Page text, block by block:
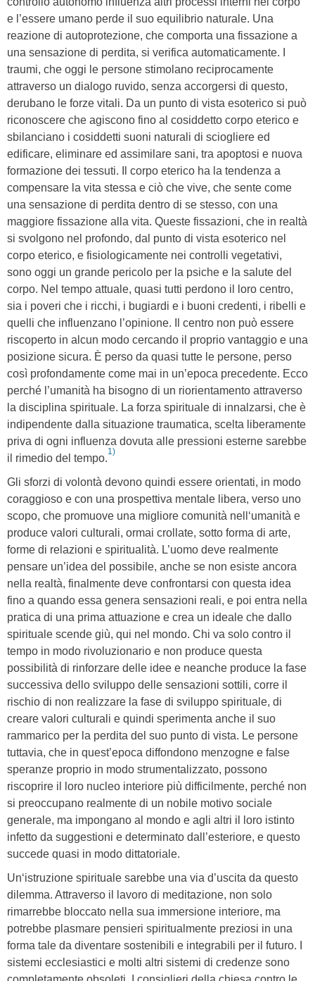
e l’essere umano perde il suo equilibrio naturale. Una
reazione di autoprotezione, che comporta una fissazione a
una sensazione di perdita, si verifica automaticamente. I
traumi, che oggi le persone stimolano reciprocamente
attraverso un dialogo ruvido, senza accorgersi di questo,
derubano le forze vitali. Da un punto di vista esoterico si può
riconoscere che agiscono fino al cosiddetto corpo eterico e
sbilanciano i cosiddetti suoni naturali di sciogliere ed
edificare, eliminare ed assimilare sani, tra apoptosi e nuova
formazione dei tessuti. Il corpo eterico ha la tendenza a
compensare la vita stessa e ciò che vive, che sente come
una sensazione di perdita dentro di se stesso, con una
maggiore fissazione alla vita. Queste fissazioni, che in realtà
si svolgono nel profondo, dal punto di vista esoterico nel
corpo eterico, e fisiologicamente nei controlli vegetativi,
sono oggi un grande pericolo per la psiche e la salute del
corpo. Nel tempo attuale, quasi tutti perdono il loro centro,
sia i poveri che i ricchi, i bugiardi e i buoni credenti, i ribelli e
quelli che influenzano l’opinione. Il centro non può essere
riscoperto in alcun modo cercando il proprio vantaggio e una
posizione sicura. È perso da quasi tutte le persone, perso
così profondamente come mai in un’epoca precedente. Ecco
perché l’umanità ha bisogno di un riorientamento attraverso
la disciplina spirituale. La forza spirituale di innalzarsi, che è
indipendente dalla situazione traumatica, scelta liberamente
priva di ogni influenza dovuta alle pressioni esterne sarebbe
il rimedio del tempo.
1)
Gli sforzi di volontà devono quindi essere orientati, in modo
coraggioso e con una prospettiva mentale libera, verso uno
scopo, che promuove una migliore comunità nell‘umanità e
produce valori culturali, ormai crollate, sotto forma di arte,
forme di relazioni e spiritualità. L’uomo deve realmente
pensare un’idea del possibile, anche se non esiste ancora
nella realtà, finalmente deve confrontarsi con questa idea
fino a quando essa genera sensazioni reali, e poi entra nella
pratica di una prima attuazione e crea un ideale che dallo
spirituale scende giù, qui nel mondo. Chi va solo contro il
tempo in modo rivoluzionario e non produce questa
possibilità di rinforzare delle idee e neanche produce la fase
successiva dello sviluppo delle sensazioni sottili, corre il
rischio di non realizzare la fase di sviluppo spirituale, di
creare valori culturali e quindi sperimenta anche il suo
rammarico per la perdita del suo punto di vista. Le persone
tuttavia, che in quest’epoca diffondono menzogne e false
speranze proprio in modo strumentalizzato, possono
riscoprire il loro nucleo interiore più difficilmente, perché non
si preoccupano realmente di un nobile motivo sociale
generale, ma impongano al mondo e agli altri il loro istinto
infetto da suggestioni e determinato dall’esteriore, e questo
succede quasi in modo dittatoriale.
Un‘istruzione spirituale sarebbe una via d’uscita da questo
dilemma. Attraverso il lavoro di meditazione, non solo
rimarrebbe bloccato nella sua immersione interiore, ma
potrebbe plasmare pensieri spiritualmente preziosi in una
forma tale da diventare sostenibili e integrabili per il futuro. I
sistemi ecclesiastici e molti altri sistemi di credenze sono